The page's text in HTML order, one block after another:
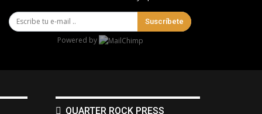
Suscríbete
Powered by
QUARTER ROCK PRESS